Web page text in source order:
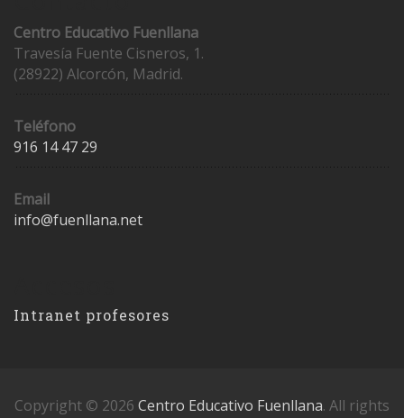
Centro Educativo Fuenllana
Travesía Fuente Cisneros, 1.
(28922) Alcorcón, Madrid.
Teléfono
916 14 47 29
Email
info@fuenllana.net
Intranet profesores
Copyright © 2026 Centro Educativo Fuenllana. All rights